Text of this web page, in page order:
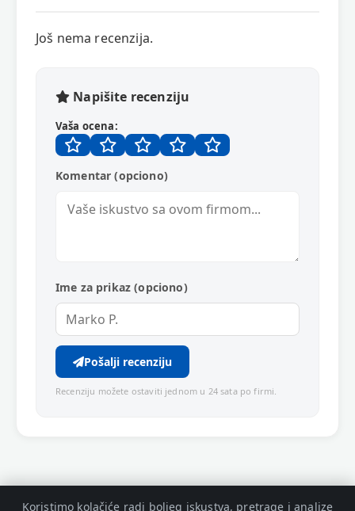
Još nema recenzija.
Napišite recenziju
Vaša ocena:
Komentar (opciono)
Ime za prikaz (opciono)
Pošalji recenziju
Recenziju možete ostaviti jednom u 24 sata po firmi.
Koristimo kolačiće radi boljeg iskustva, pretrage i analize